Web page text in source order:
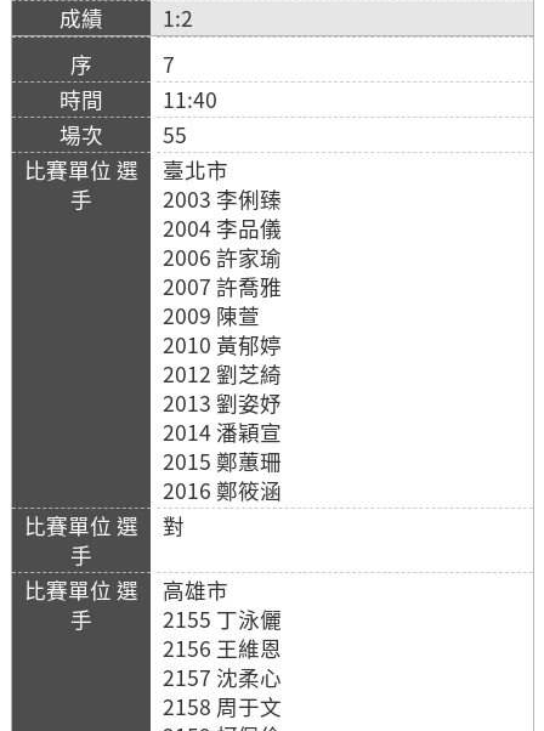
1:2
7
11:40
55
臺北市
2003 李俐臻
2004 李品儀
2006 許家瑜
2007 許喬雅
2009 陳萱
2010 黃郁婷
2012 劉芝綺
2013 劉姿妤
2014 潘穎宣
2015 鄭蕙珊
2016 鄭筱涵
對
高雄市
2155 丁泳儷
2156 王維恩
2157 沈柔心
2158 周于文